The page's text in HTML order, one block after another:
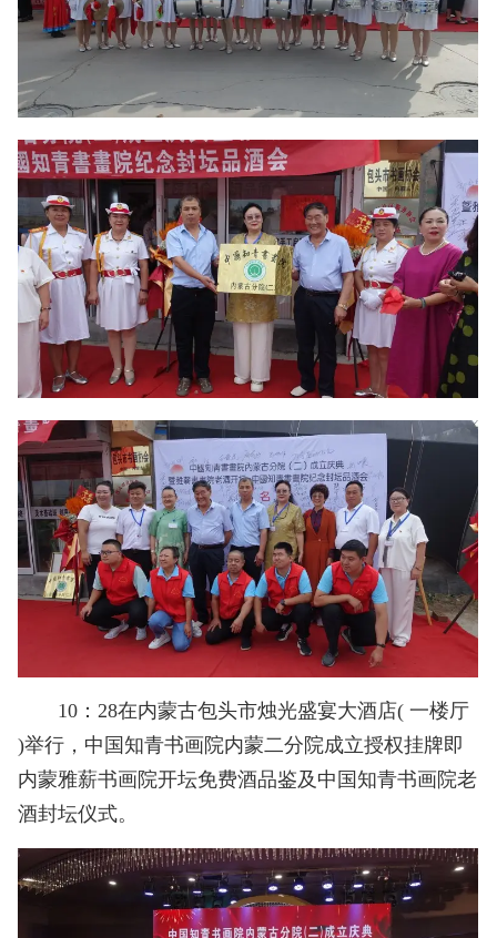
10：28在内蒙古包头市烛光盛宴大酒店( 一楼厅
)举行，中国知青书画院内蒙二分院成立授权挂牌即
内蒙雅薪书画院开坛免费酒品鉴及中国知青书画院老
酒封坛仪式。